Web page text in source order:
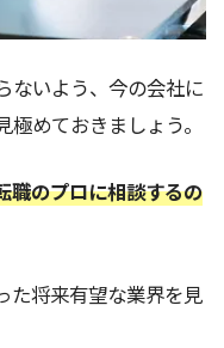
ないよう、今の会社に
めておきましょう。
職のプロに相談するの
た将来有望な業界を見